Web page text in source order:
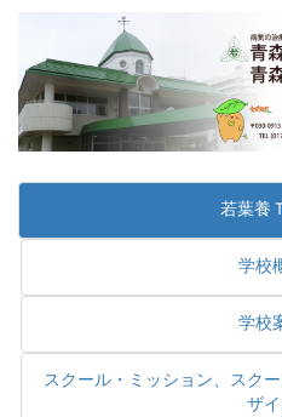
若葉養
学校
学校
スクール・ミッション、スク
ザ